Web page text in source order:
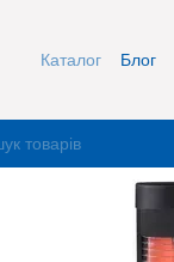
Каталог Блог